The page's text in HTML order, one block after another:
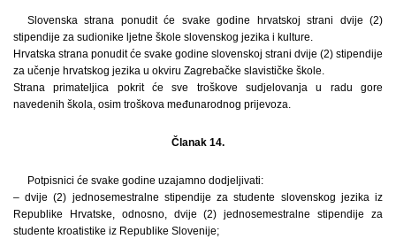
Slovenska strana ponudit će svake godine hrvatskoj strani dvije (2)
stipendije za sudionike ljetne škole slovenskog jezika i kulture.
Hrvatska strana ponudit će svake godine slovenskoj strani dvije (2) stipendije
za učenje hrvatskog jezika u okviru Zagrebačke slavističke škole.
Strana primateljica pokrit će sve troškove sudjelovanja u radu gore
navedenih škola, osim troškova međunarodnog prijevoza.
Članak 14.
Potpisnici će svake godine uzajamno dodjeljivati:
– dvije (2) jednosemestralne stipendije za studente slovenskog jezika iz
Republike Hrvatske, odnosno, dvije (2) jednosemestralne stipendije za
studente kroatistike iz Republike Slovenije;